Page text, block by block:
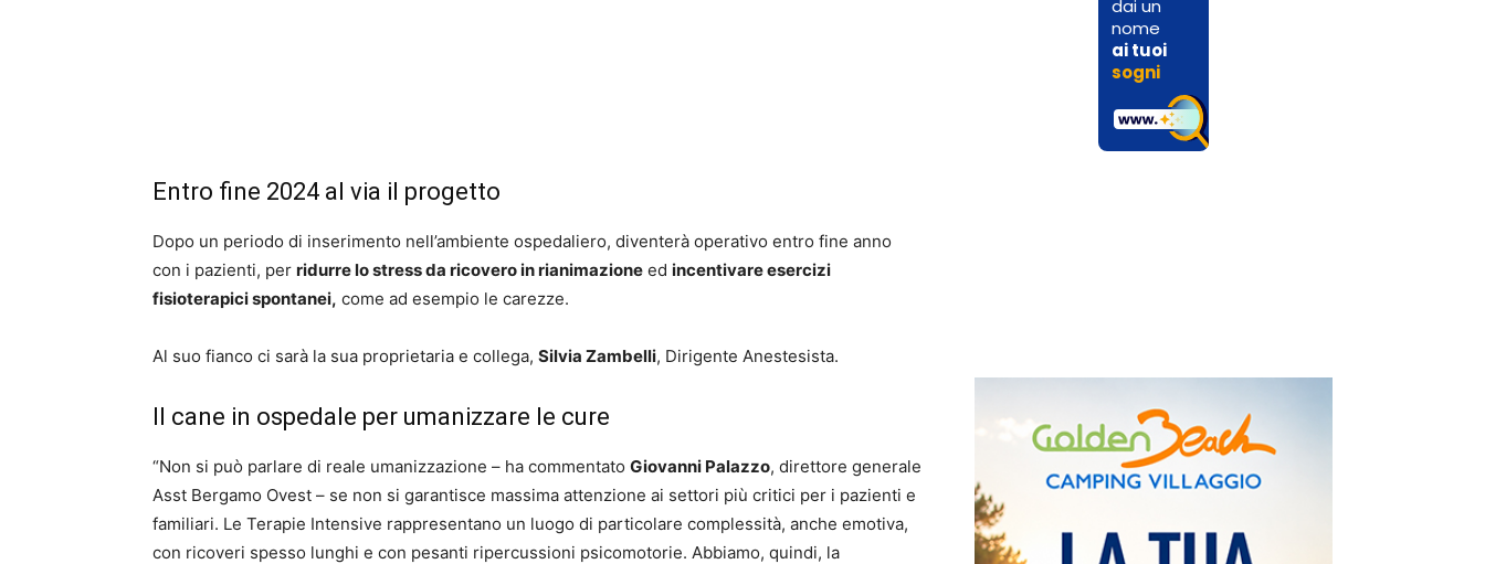
Entro fine 2024 al via il progetto
Dopo un periodo di inserimento nell’ambiente ospedaliero, diventerà operativo entro fine anno
con i pazienti, per ridurre lo stress da ricovero in rianimazione ed incentivare esercizi
fisioterapici spontanei, come ad esempio le carezze.
Al suo fianco ci sarà la sua proprietaria e collega, Silvia Zambelli, Dirigente Anestesista.
Il cane in ospedale per umanizzare le cure
“Non si può parlare di reale umanizzazione – ha commentato Giovanni Palazzo, direttore generale
Asst Bergamo Ovest – se non si garantisce massima attenzione ai settori più critici per i pazienti e
familiari. Le Terapie Intensive rappresentano un luogo di particolare complessità, anche emotiva,
con ricoveri spesso lunghi e con pesanti ripercussioni psicomotorie. Abbiamo, quindi, la